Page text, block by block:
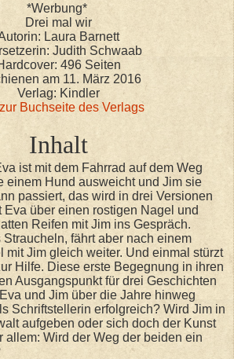
*Werbung*
Drei mal wir
Laura Barnett
Judith Schwaab
496 Seiten
am 11. März 2016
Verlag: Kindler
Buchseite des Verlags
Inhalt
ist mit dem Fahrrad auf dem Weg
einem Hund ausweicht und Jim sie
passiert, das wird in drei Versionen
Eva über einen rostigen Nagel und
Reifen mit Jim ins Gespräch.
fährt aber nach einem
mit Jim gleich weiter. Und einmal stürzt
Hilfe. Diese erste Begegnung in ihren
Ausgangspunkt für drei Geschichten
und Jim über die Jahre hinweg
Schriftstellerin erfolgreich? Wird Jim in
aufgeben oder sich doch der Kunst
allem: Wird der Weg der beiden ein